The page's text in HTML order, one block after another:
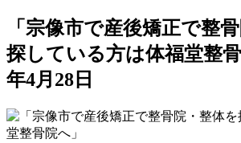
「宗像市で産後矯正で整
探している方は体福堂整骨
年4月28日